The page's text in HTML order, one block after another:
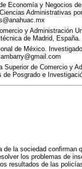
Economía y Negocios
Administrativas
y Administración
de Madrid,
de México.
Superior de Comercio y
Posgrado e
de la sociedad
los problemas de
resultados de las